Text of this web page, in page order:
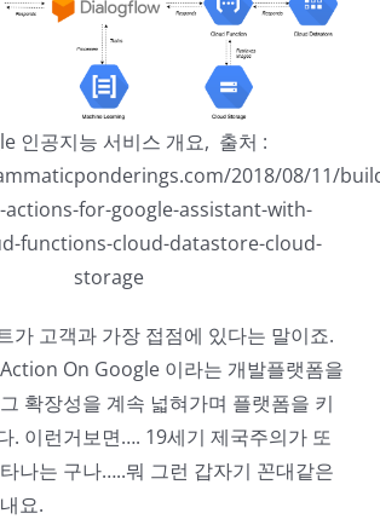
인공지능 서비스 개요, 출처 :
2018/08/11/
actions-for-google-assistant-with-
functions-cloud-datastore-cloud-
storage
가 고객과 가장 접점에 있다는 말이죠.
On Google 이라는 개발플랫폼을
확장성을 계속 넓혀가며 플랫폼을 키
. 이런거보면…. 19세기 제국주의가 또
나는 구나…..뭐 그런 갑자기 꼰대같은
요.